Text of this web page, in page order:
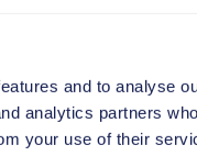
and to analyse
analytics partners
your use of their